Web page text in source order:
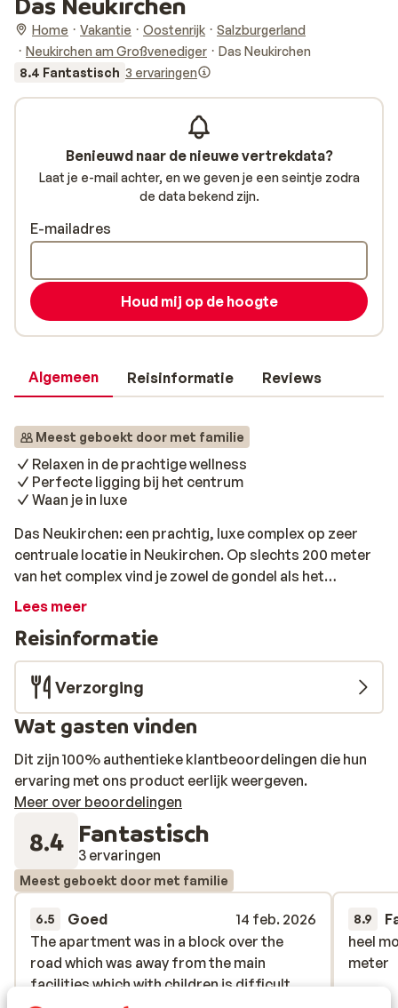
Home Vakantie Oostenrijk
Salzburgerland
Neukirchen am Großvenediger
Das Neukirchen
8.4 Fantastisch 3 ervaringen
Algemeen Reisinformatie Reviews
Meest geboekt door met familie
Relaxen in de prachtige wellness
Perfecte ligging bij het centrum
Waan je in luxe
Das Neukirchen: een prachtig, luxe complex op zeer
centruale locatie in Neukirchen. Op slechts 200 meter
van het complex vind je zowel de gondel als het
sfeervolle centrum van Neukirchen. Naast luxe, in
Neukirchen ook nog een gemütliche bar en een trendy
restaurant. De moderne appartementen zijn in de
typische Tiroolse stijl ingericht en ademen veel warmte
door het gebruik van mooie natuurlijke materialen zoals
hout. De appartementen zijn van verschillende
riante 5-kamerappartementen waar je zelfs met 8
personen in kunt verblijven. De appartementen zijn in
allemaal in dezelfde stijl gedecoreerd, bieden dezelfde
faciliteiten en een prachtig panoramisch uitzicht op de
omgeving van Neukirchen. Na een dag in de bergen kun
je in de luxe wellness heerlijk bijkomen. Geniet hier van
de sauna, het stoombad of trek wat ontspannende
baantjes in het verwarmde zwembad op de rooftop
met uitzicht op de bergen.
Lees meer
Reisinformatie
Verzorging
Wat gasten vinden
Dit zijn 100% authentieke klantbeoordelingen die hun
ervaring met ons product eerlijk weergeven.
Meer over beoordelingen
8.4 Fantastisch
3 ervaringen
Meest geboekt door met familie
6.5 Goed
14 feb. 2026
The apartment was in a block over the
road which was away from the main
facilities which with children is difficult
The apartment was in a block over the
road which was away from the main
facilities which with children is difficult
8.9
heel
meter
heel
meter
Benieuwd naar de nieuwe vertrekdata?
Laat je e-mail achter, en we geven je een seintje zodra
de data bekend zijn.
E-mailadres
Houd mij op de hoogte